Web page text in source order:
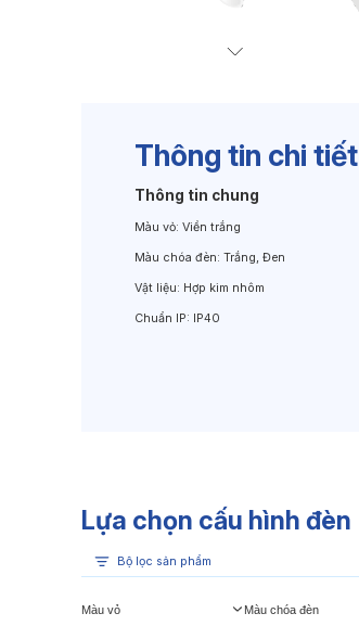
Thông tin chi tiết
Thông tin chung
Màu vỏ: Viền trắng
Màu chóa đèn: Trắng, Đen
Vật liệu: Hợp kim nhôm
Chuẩn IP: IP40
Lựa chọn cấu hình đèn
Bộ lọc sản phẩm
Màu vỏ Màu chóa đèn